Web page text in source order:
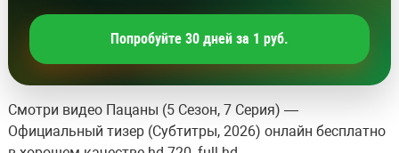
Попробуйте 30 дней за 1 руб.
Смотри видео Пацаны (5 Сезон, 7 Серия) —
Официальный тизер (Субтитры, 2026) онлайн бесплатно